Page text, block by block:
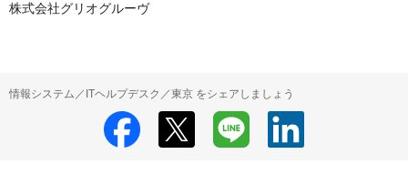
株式会社グリオグルーヴ
情報システム／ITヘルプデスク／東京 をシェアしましょう